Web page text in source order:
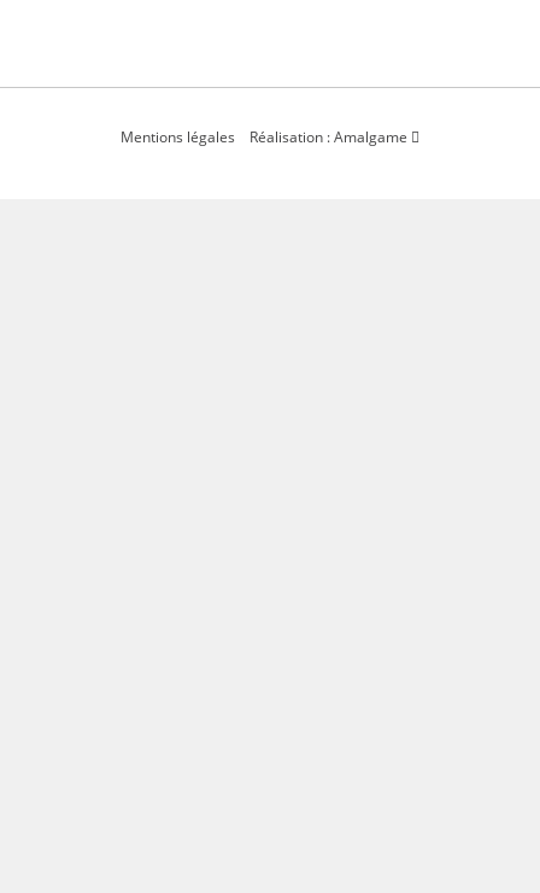
Mentions légales Réalisation : Amalgame